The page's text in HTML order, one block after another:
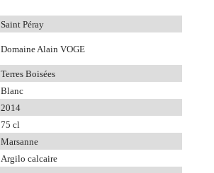
Saint Péray
Domaine Alain VOGE
Terres Boisées
Blanc
2014
75 cl
Marsanne
Argilo calcaire